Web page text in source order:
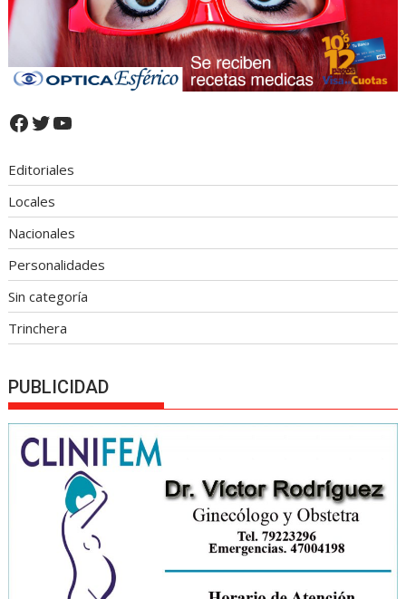
Facebook
Twitter
YouTube
Editoriales
Locales
Nacionales
Personalidades
Sin categoría
Trinchera
PUBLICIDAD